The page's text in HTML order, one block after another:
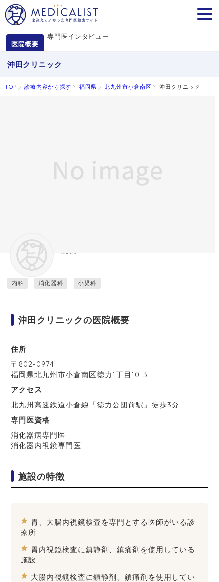
医院概要
専門医インタビュー
沖田クリニック
TOP 診療内容から探す 福岡県 北九州市小倉南区 沖田クリニック
院長
内科 消化器科 小児科
沖田クリニックの医院概要
住所
〒 802-0974
福岡県北九州市小倉南区徳力1丁目10-3
アクセス
北九州高速鉄道小倉線「徳力公団前駅」徒歩3分
専門医資格
消化器病専門医
消化器内視鏡専門医
施設の特徴
star 胃、大腸内視鏡検査を専門とする医師がいる診
療所
star 胃内視鏡検査に鎮静剤、鎮痛剤を使用している
施設
star 大腸内視鏡検査に鎮静剤、鎮痛剤を使用してい